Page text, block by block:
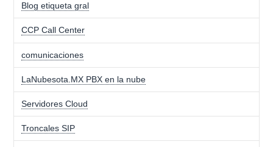
Blog etiqueta gral
CCP Call Center
comunicaciones
LaNubesota.MX PBX en la nube
Servidores Cloud
Troncales SIP